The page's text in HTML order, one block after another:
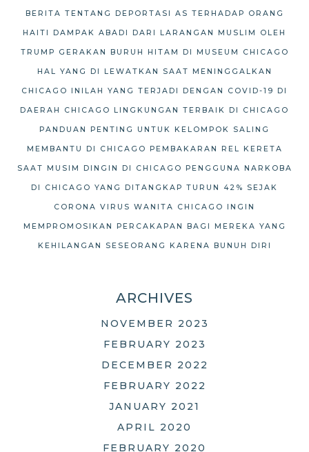
BERITA TENTANG DEPORTASI AS TERHADAP ORANG
HAITI DAMPAK ABADI DARI LARANGAN MUSLIM OLEH
TRUMP GERAKAN BURUH HITAM DI MUSEUM CHICAGO
HAL YANG DI LEWATKAN SAAT MENINGGALKAN
CHICAGO INILAH YANG TERJADI DENGAN COVID-19 DI
DAERAH CHICAGO LINGKUNGAN TERBAIK DI CHICAGO
PANDUAN PENTING UNTUK KELOMPOK SALING
MEMBANTU DI CHICAGO PEMBAKARAN REL KERETA
SAAT MUSIM DINGIN DI CHICAGO PENGGUNA NARKOBA
DI CHICAGO YANG DITANGKAP TURUN 42% SEJAK
CORONA VIRUS WANITA CHICAGO INGIN
MEMPROMOSIKAN PERCAKAPAN BAGI MEREKA YANG
KEHILANGAN SESEORANG KARENA BUNUH DIRI
ARCHIVES
NOVEMBER 2023
FEBRUARY 2023
DECEMBER 2022
FEBRUARY 2022
JANUARY 2021
APRIL 2020
FEBRUARY 2020